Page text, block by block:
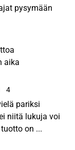
vuosivauhtia.
jotka
kasvusta.
indeksi oli 1
pysymään
aika
4
pariksi
niitä lukuja voi
on ...